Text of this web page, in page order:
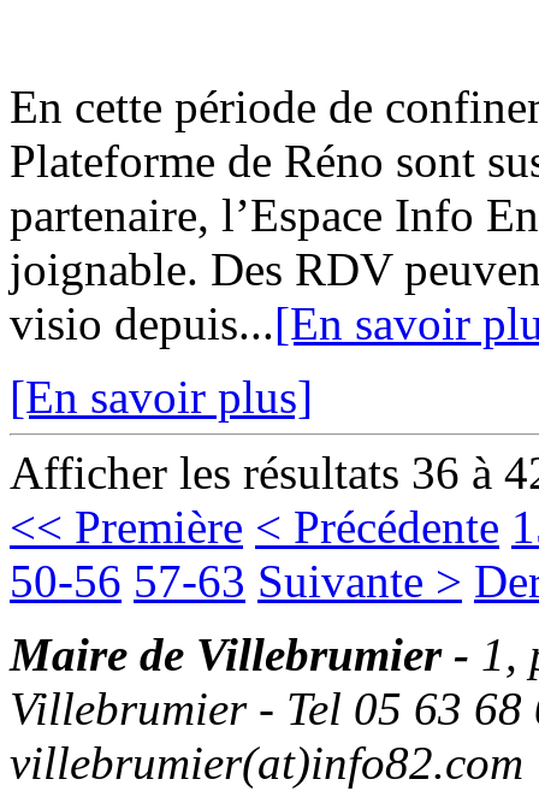
En cette période de
Plateforme de Réno sont
partenaire, l’Espace Info
joignable. Des RDV
visio depuis...[En savoir
[En savoir plus]
Afficher les résultats 36 à
<< Première < Précédente
50-56 57-63 Suivante >
Maire de Villebrumier - 1,
Villebrumier - Tel 05 63
villebrumier(at)info82.com